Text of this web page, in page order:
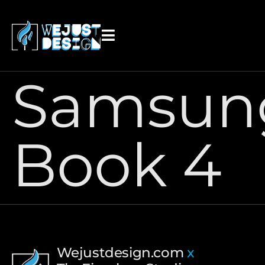
Book 4
Wejustdesign.com x